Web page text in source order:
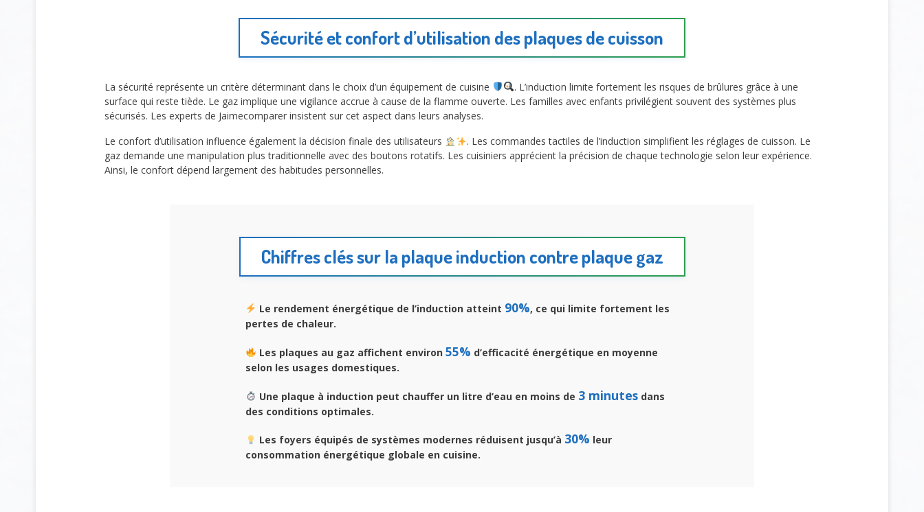
Sécurité et confort d’utilisation des plaques de cuisson
La sécurité représente un critère déterminant dans le choix d’un équipement de cuisine
. L’induction limite fortement les risques de brûlures grâce à une
surface qui reste tiède. Le gaz implique une vigilance accrue à cause de la flamme ouverte. Les familles avec enfants privilégient souvent des systèmes plus
sécurisés. Les experts de Jaimecomparer insistent sur cet aspect dans leurs analyses.
Le confort d’utilisation influence également la décision finale des utilisateurs
. Les commandes tactiles de l’induction simplifient les réglages de cuisson. Le
gaz demande une manipulation plus traditionnelle avec des boutons rotatifs. Les cuisiniers apprécient la précision de chaque technologie selon leur expérience.
Ainsi, le confort dépend largement des habitudes personnelles.
Chiffres clés sur la plaque induction contre plaque gaz
Le rendement énergétique de l’induction atteint 90%, ce qui limite fortement les
pertes de chaleur.
Les plaques au gaz affichent environ 55% d’efficacité énergétique en moyenne
selon les usages domestiques.
Une plaque à induction peut chauffer un litre d’eau en moins de 3 minutesdans
des conditions optimales.
Les foyers équipés de systèmes modernes réduisent jusqu’à 30% leur
consommation énergétique globale en cuisine.